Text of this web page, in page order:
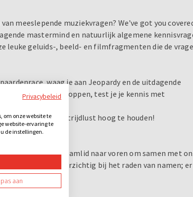
meeslepende muziekvragen? We've got you
mastermind en natuurlijk algemene
leuke geluids-, beeld- en filmfragmenten die de
waag je aan Jeopardy en de uitdagende
gebruik van quizknoppen, test je je kennis met
is.
bij om jullie strijdlust hoog te houden!
Stuur een teamlid naar voren om samen met
En wees voorzichtig bij het raden van namen; er
Privacybeleid
om onze website te
website-ervaring te
de instellingen.
aan